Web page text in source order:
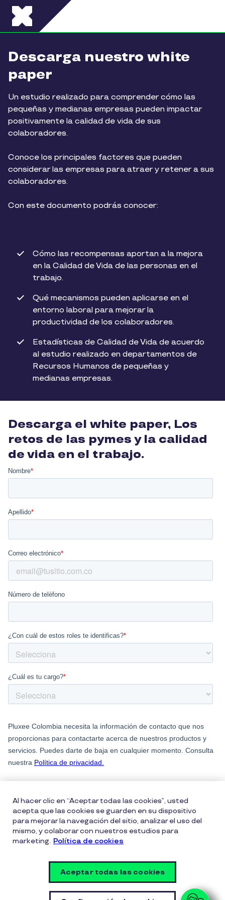
Pasar al contenido principal
Descarga nuestro white
paper
Un estudio realizado para comprender cómo las
pequeñas y medianas empresas pueden impactar
positivamente la calidad de vida de sus
colaboradores.
Conoce los principales factores que pueden
considerar las empresas para atraer y retener a sus
colaboradores.
Con este documento podrás conocer:
Cómo las recompensas aportan a la mejora
en la Calidad de Vida de las personas en el
trabajo.
Qué mecanismos pueden aplicarse en el
entorno laboral para mejorar la
productividad de los colaboradores.
Estadísticas de Calidad de Vida de acuerdo
al estudio realizado en departamentos de
Recursos Humanos de pequeñas y
medianas empresas.
Descarga el white paper, Los
retos de las pymes y la calidad
de vida en el trabajo.
Política entrega bonos Pluxee
Políticas de privacidad Términos de uso
Configuración de cookies
Al hacer clic en “Aceptar todas las cookies”, usted
acepta que las cookies se guarden en su dispositivo
para mejorar la navegación del sitio, analizar el uso del
mismo, y colaborar con nuestros estudios para
marketing. Política de cookies
Aceptar todas las cookies